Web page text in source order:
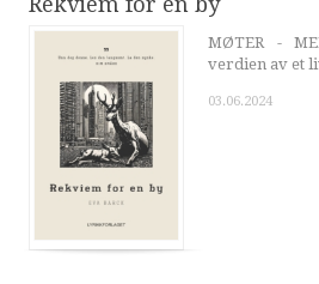
MØTER -
verdien av et
03.06.2024